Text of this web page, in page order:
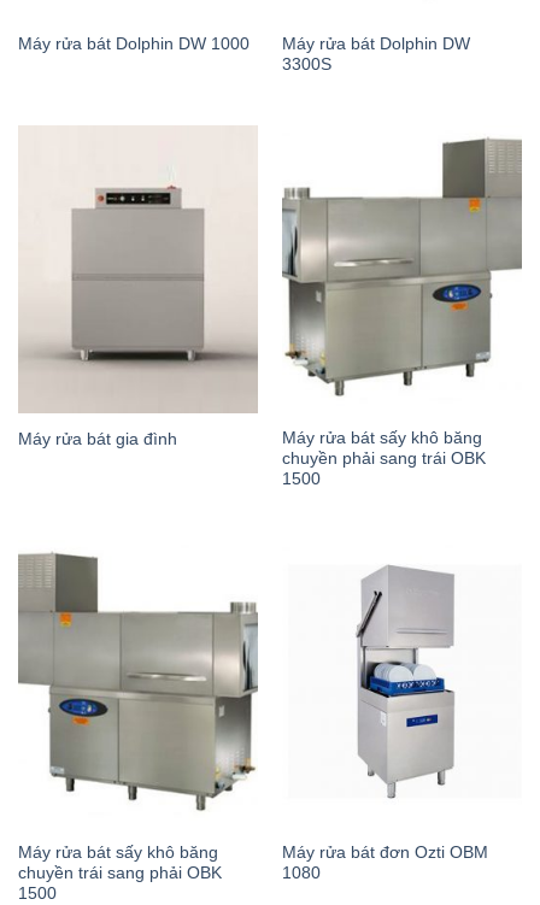
Máy rửa bát Dolphin DW 1000
Máy rửa bát Dolphin DW
3300S
Máy rửa bát gia đình
Máy rửa bát sấy khô băng
chuyền phải sang trái OBK
1500
Máy rửa bát sấy khô băng
chuyền trái sang phải OBK
1500
Máy rửa bát đơn Ozti OBM
1080